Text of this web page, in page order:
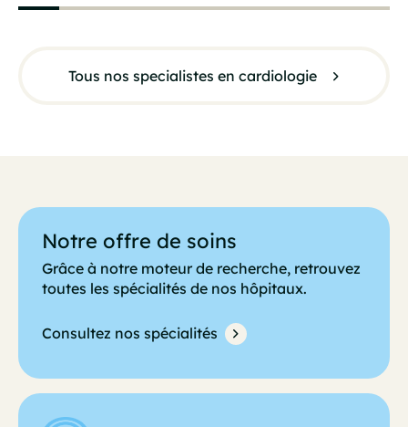
Tous nos specialistes en cardiologie
Notre offre de soins
Grâce à notre moteur de recherche, retrouvez
toutes les spécialités de nos hôpitaux.
Consultez nos spécialités